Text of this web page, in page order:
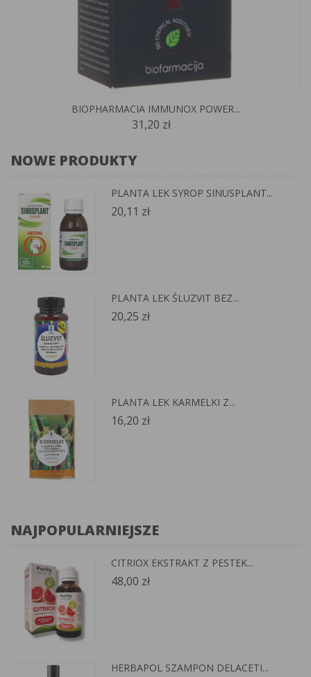
BIOPHARMACIA IMMUNOX POWER...
31,20 zł
NOWE PRODUKTY
PLANTA LEK SYROP SINUSPLANT...
20,11 zł
PLANTA LEK ŚLUZVIT BEZ...
20,25 zł
PLANTA LEK KARMELKI Z...
16,20 zł
NAJPOPULARNIEJSZE
CITRIOX EKSTRAKT Z PESTEK...
48,00 zł
HERBAPOL SZAMPON DELACETI...